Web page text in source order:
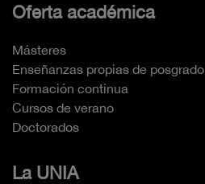
Oferta académica
Másteres
Enseñanzas propias de posgrado
Formación continua
Cursos de verano
Doctorados
La UNIA